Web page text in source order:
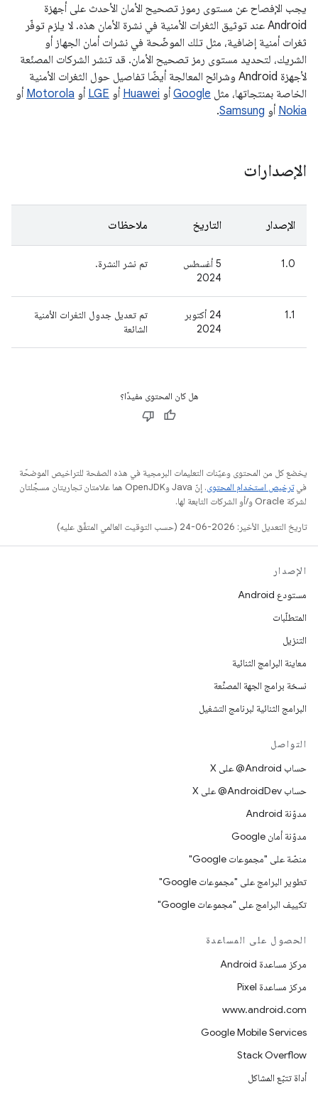
يجب الإفصاح عن مستوى رموز تصحيح الأمان الأحدث على أجهزة
Android عند توثيق الثغرات الأمنية في نشرة الأمان هذه. لا يلزم توفّر
ثغرات أمنية إضافية، مثل تلك الموضّحة في نشرات أمان الجهاز أو
الشريك، لتحديد مستوى رمز تصحيح الأمان. قد تنشر الشركات المصنّعة
لأجهزة Android وشرائح المعالجة أيضًا تفاصيل حول الثغرات الأمنية
الخاصة بمنتجاتها، مثل Google أو Huawei أو LGE أو Motorola أو
Nokia أو Samsung
.
الإصدارات
الإصدار التاريخ ملاحظات
1.0
‫5 أغسطس
2024
تم نشر النشرة.
1.1
‫24 أكتوبر
2024
تم تعديل جدول الثغرات الأمنية
الشائعة
هل كان المحتوى مفيدًا؟
يخضع كل من المحتوى وعيّنات التعليمات البرمجية في هذه الصفحة للتراخيص الموضحّة
فيترخيص استخدام المحتوى
. إنّ Java وOpenJDK هما علامتان تجاريتان مسجَّلتان
لشركة Oracle و/أو الشركات التابعة لها.
تاريخ التعديل الأخير: 2026-06-24 (حسب التوقيت العالمي المتفَّق عليه)
الإصدار
مستودع Android
المتطلّبات
التنزيل
معاينة البرامج الثنائية
نسخة برامج الجهة المصنِّعة
البرامج الثنائية لبرنامج التشغيل
التواصل
حساب ‎@Android على X
حساب ‎@AndroidDev على X
مدوّنة Android
مدوّنة أمان Google
منصّة على "مجموعات Google"
تطوير البرامج على "مجموعات Google"
تكييف البرامج على "مجموعات Google"
الحصول على المساعدة
مركز مساعدة Android
مركز مساعدة Pixel
www.android.com
Google Mobile Services
Stack Overflow
أداة تتبّع المشاكل